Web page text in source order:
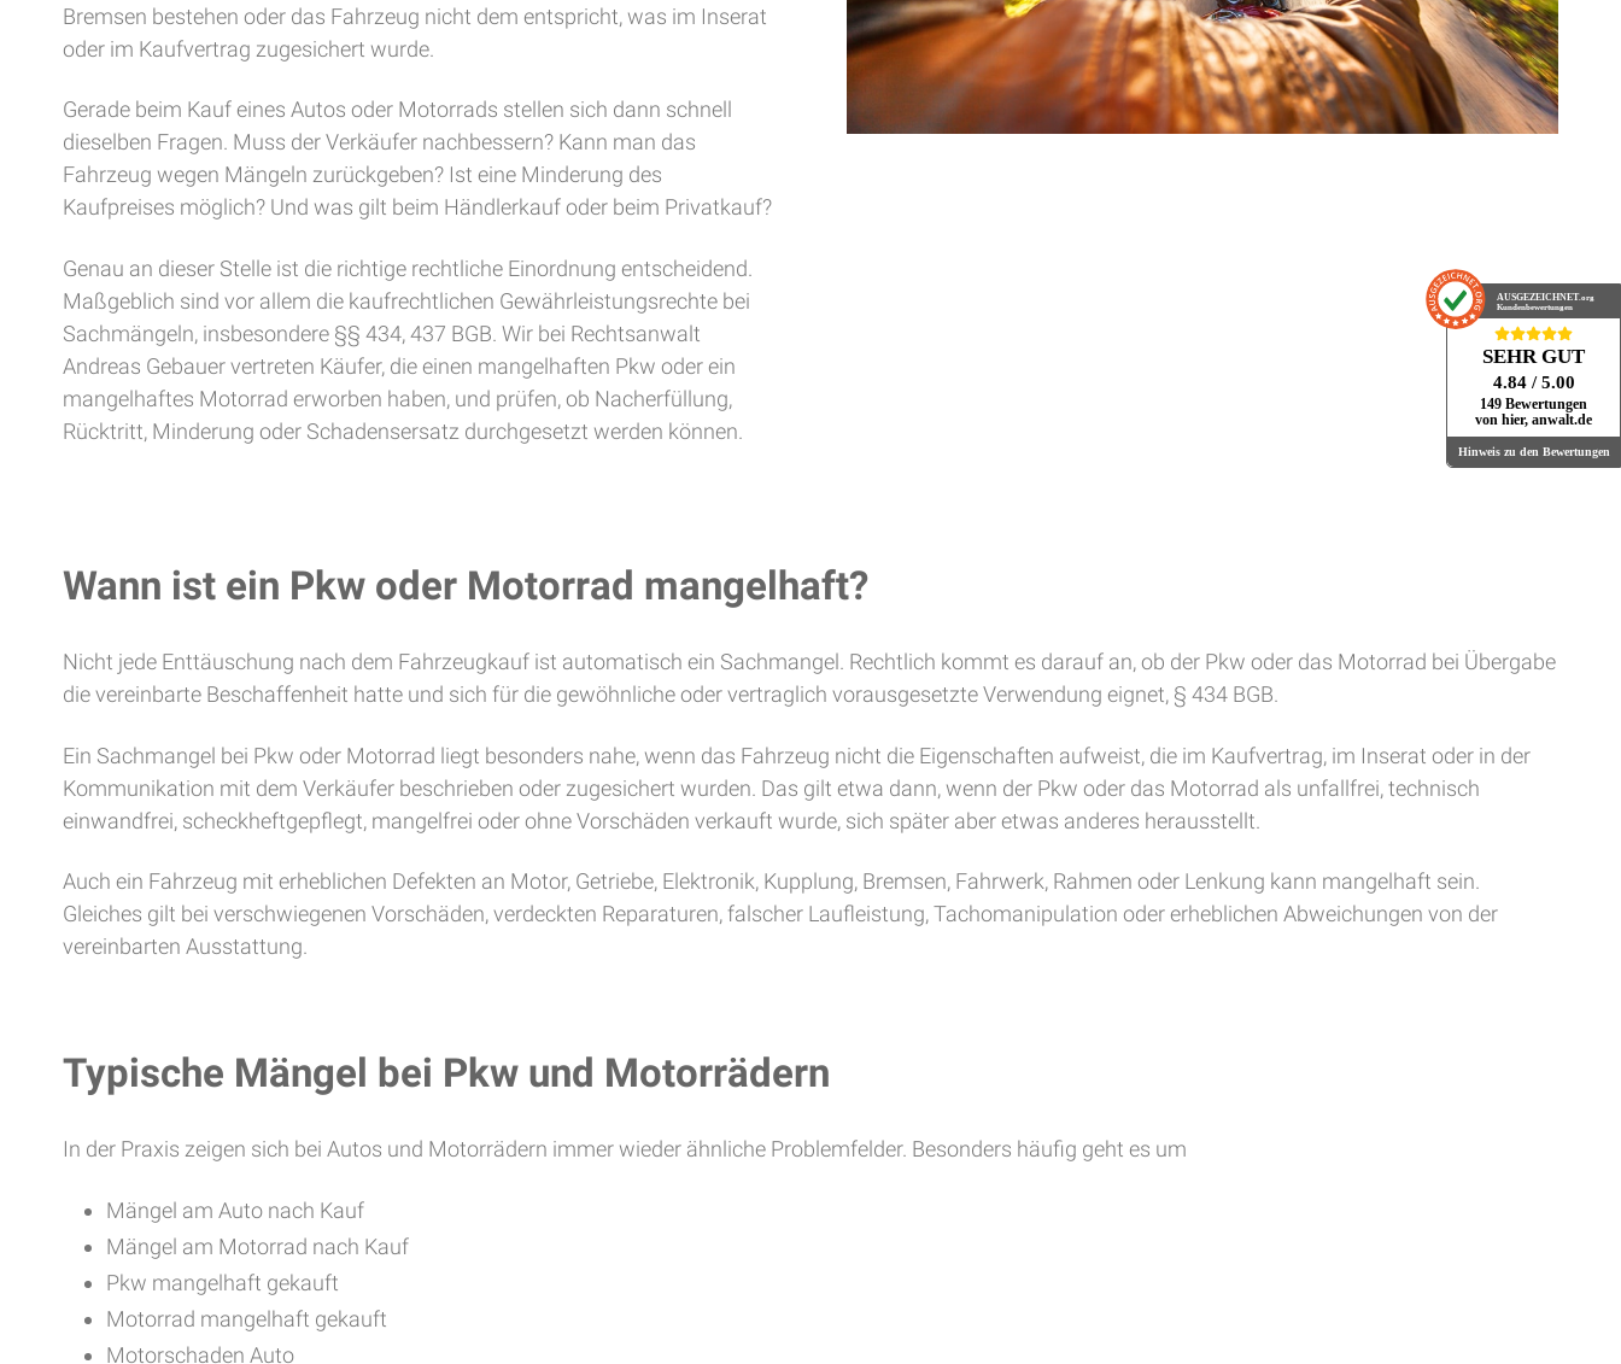
Bremsen bestehen oder das Fahrzeug nicht dem entspricht, was im Inserat
oder im Kaufvertrag zugesichert wurde.
Gerade beim Kauf eines Autos oder Motorrads stellen sich dann schnell
dieselben Fragen. Muss der Verkäufer nachbessern? Kann man das
Fahrzeug wegen Mängeln zurückgeben? Ist eine Minderung des
Kaufpreises möglich? Und was gilt beim Händlerkauf oder beim Privatkauf?
Genau an dieser Stelle ist die richtige rechtliche Einordnung entscheidend.
Maßgeblich sind vor allem die kaufrechtlichen Gewährleistungsrechte bei
Sachmängeln, insbesondere §§ 434, 437 BGB. Wir bei Rechtsanwalt
Andreas Gebauer vertreten Käufer, die einen mangelhaften Pkw oder ein
mangelhaftes Motorrad erworben haben, und prüfen, ob Nacherfüllung,
Rücktritt, Minderung oder Schadensersatz durchgesetzt werden können.
Wann ist ein Pkw oder Motorrad mangelhaft?
Nicht jede Enttäuschung nach dem Fahrzeugkauf ist automatisch ein Sachmangel. Rechtlich kommt es darauf an, ob der Pkw oder das Motorrad bei Übergabe
die vereinbarte Beschaffenheit hatte und sich für die gewöhnliche oder vertraglich vorausgesetzte Verwendung eignet, § 434 BGB.
Ein Sachmangel bei Pkw oder Motorrad liegt besonders nahe, wenn das Fahrzeug nicht die Eigenschaften aufweist, die im Kaufvertrag, im Inserat oder in der
Kommunikation mit dem Verkäufer beschrieben oder zugesichert wurden. Das gilt etwa dann, wenn der Pkw oder das Motorrad als unfallfrei, technisch
einwandfrei, scheckheftgepflegt, mangelfrei oder ohne Vorschäden verkauft wurde, sich später aber etwas anderes herausstellt.
Auch ein Fahrzeug mit erheblichen Defekten an Motor, Getriebe, Elektronik, Kupplung, Bremsen, Fahrwerk, Rahmen oder Lenkung kann mangelhaft sein.
Gleiches gilt bei verschwiegenen Vorschäden, verdeckten Reparaturen, falscher Laufleistung, Tachomanipulation oder erheblichen Abweichungen von der
vereinbarten Ausstattung.
Typische Mängel bei Pkw und Motorrädern
In der Praxis zeigen sich bei Autos und Motorrädern immer wieder ähnliche Problemfelder. Besonders häufig geht es um
Mängel am Auto nach Kauf
Mängel am Motorrad nach Kauf
Pkw mangelhaft gekauft
Motorrad mangelhaft gekauft
Motorschaden Auto
AUSGEZEICHNET .org
Kundenbewertungen
SEHR GUT
4.84 / 5.00
149 Bewertungen
von hier, anwalt.de
Hinweis zu den Bewertungen